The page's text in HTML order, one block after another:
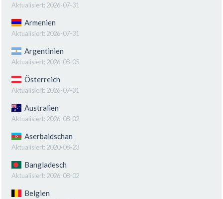
Aktualisiert: 2026-07-31
Armenien
Aktualisiert: 2026-07-31
Argentinien
Aktualisiert: 2026-08-05
Österreich
Aktualisiert: 2026-07-31
Australien
Aktualisiert: 2026-08-02
Aserbaidschan
Aktualisiert: 2020-08-23
Bangladesch
Aktualisiert: 2026-08-02
Belgien